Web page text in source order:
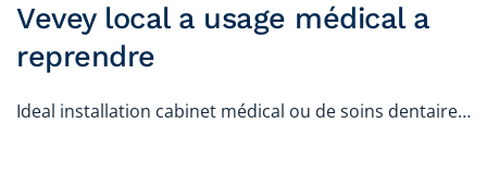
Vevey local a usage médical a
reprendre
Ideal installation cabinet médical ou de soins dentaire…